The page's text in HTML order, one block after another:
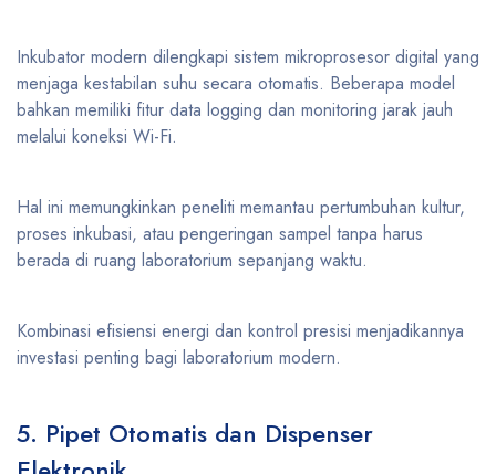
Inkubator modern dilengkapi sistem mikroprosesor digital yang
menjaga kestabilan suhu secara otomatis. Beberapa model
bahkan memiliki fitur data logging dan monitoring jarak jauh
melalui koneksi Wi-Fi.
Hal ini memungkinkan peneliti memantau pertumbuhan kultur,
proses inkubasi, atau pengeringan sampel tanpa harus
berada di ruang laboratorium sepanjang waktu.
Kombinasi efisiensi energi dan kontrol presisi menjadikannya
investasi penting bagi laboratorium modern.
5. Pipet Otomatis dan Dispenser